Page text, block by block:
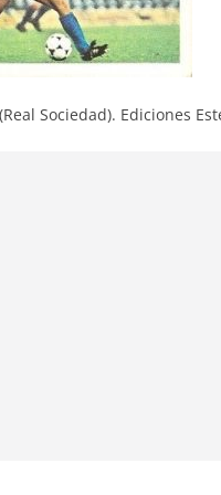
Sociedad). Ediciones